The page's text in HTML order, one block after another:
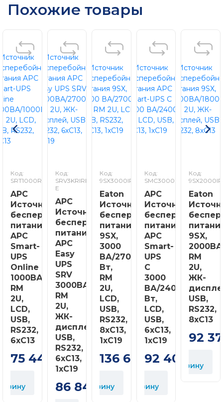
Похожие товары
Код:
SRT1000RMXLI
APC
Источник
бесперебойного
питания
APC
Smart-
UPS
Online
1000ВА/1000Вт,
RM
2U,
LCD,
USB,
RS232,
6xC13
75 449 грн
Код:
SRV3KRIRK-
E
APC
Источник
бесперебойного
питания
APC
Easy
UPS
SRV
3000ВА/2700Вт,
RM
2U,
ЖК-
дисплей,
USB,
RS232,
6хC13,
1хC19
86 844
грн
Код:
9SX3000IR
Eaton
Источник
бесперебойного
питания
9SX,
3000
ВА/2700
Вт,
RM
2U,
LCD,
USB,
RS232,
8xC13,
1xC19
136 697 грн
корзину
Код:
SMC3000I
APC
Источник
бесперебойного
питания
APC
Smart-
UPS
C
3000
ВА/2400
Вт,
LCD,
USB,
6xC13,
1xC19
92 400
корзину
Код:
9SX2000IR
Eaton
9SX,
RM
2U,
ЖК-
USB,
RS232,
8xC13
92
В
корзину